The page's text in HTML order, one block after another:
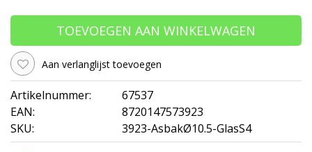
TOEVOEGEN AAN WINKELWAGEN
Aan verlanglijst toevoegen
Artikelnummer:
67537
EAN:
8720147573923
SKU:
3923-AsbakØ10.5-GlasS4